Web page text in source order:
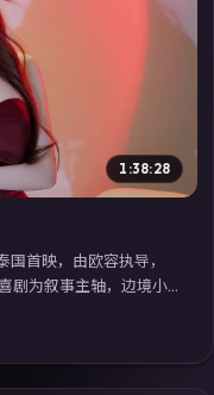
1:38:28
首映，由欧容执导，
剧为叙事主轴，边境小
配乐强化地域气质；站
线看」延展检索同类型